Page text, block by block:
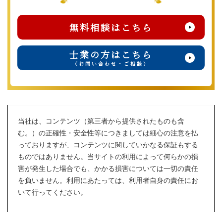
無料相談はこちら
士業の方はこちら
（お問い合わせ・ご相談）
当社は、コンテンツ（第三者から提供されたものも含
む。）の正確性・安全性等につきましては細心の注意を払
っておりますが、コンテンツに関していかなる保証もする
ものではありません。当サイトの利用によって何らかの損
害が発生した場合でも、かかる損害については一切の責任
を負いません。利用にあたっては、利用者自身の責任にお
いて行ってください。